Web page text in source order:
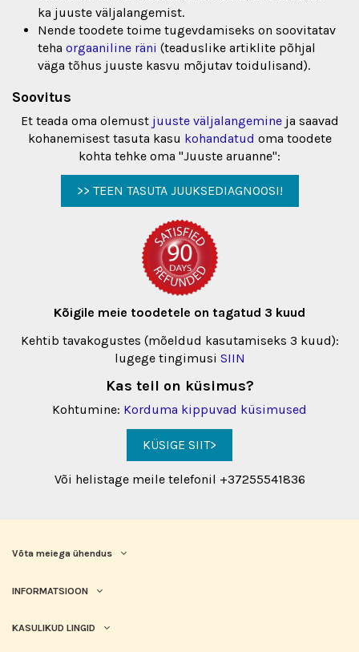
ka juuste väljalangemist.
Nende toodete toime tugevdamiseks on soovitatav
teha orgaaniline räni (teaduslike artiklite põhjal
väga tõhus juuste kasvu mõjutav toidulisand).
Soovitus
Et teada oma olemust juuste väljalangemineja saavad
kohanemisest tasuta kasu kohandatud oma toodete
kohta tehke oma "Juuste aruanne":
>> TEEN TASUTA JUUKSEDIAGNOOSI!
Kõigile meie toodetele on tagatud 3 kuud
Kehtib tavakogustes (mõeldud kasutamiseks 3 kuud):
lugege tingimusi SIIN
Kas teil on küsimus?
Kohtumine: Korduma kippuvad küsimused
KÜSIGE SIIT>
Või helistage meile telefonil +37255541836
Võta meiega ühendus
INFORMATSIOON
KASULIKUD LINGID